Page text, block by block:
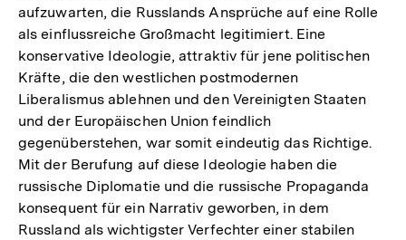
aufzuwarten, die Russlands Ansprüche auf eine Rolle
als einflussreiche Großmacht legitimiert. Eine
konservative Ideologie, attraktiv für jene politischen
Kräfte, die den westlichen postmodernen
Liberalismus ablehnen und den Vereinigten Staaten
und der Europäischen Union feindlich
gegenüberstehen, war somit eindeutig das Richtige.
Mit der Berufung auf diese Ideologie haben die
russische Diplomatie und die russische Propaganda
konsequent für ein Narrativ geworben, in dem
Russland als wichtigster Verfechter einer stabilen